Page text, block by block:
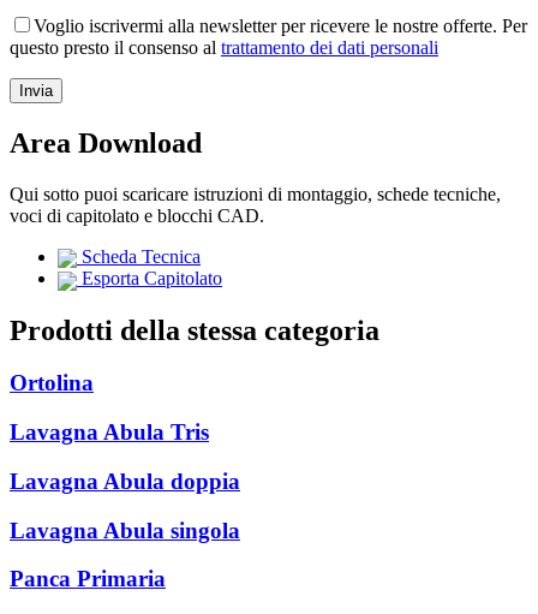
Voglio iscrivermi alla newsletter per ricevere le nostre offerte. Per
questo presto il consenso al trattamento dei dati personali
Area Download
Qui sotto puoi scaricare istruzioni di montaggio, schede tecniche,
voci di capitolato e blocchi CAD.
Scheda Tecnica
Esporta Capitolato
Prodotti della stessa categoria
Ortolina
Lavagna Abula Tris
Lavagna Abula doppia
Lavagna Abula singola
Panca Primaria